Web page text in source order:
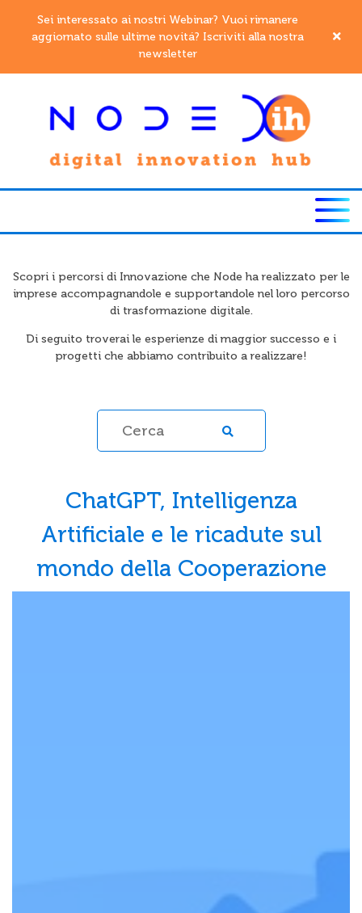
Sei interessato ai nostri Webinar? Vuoi rimanere
aggiornato sulle ultime novitá? Iscriviti alla nostra
newsletter
Scopri i percorsi di Innovazione che Node ha realizzato per le
imprese accompagnandole e supportandole nel loro percorso
di trasformazione digitale.
Di seguito troverai le esperienze di maggior successo e i
progetti che abbiamo contribuito a realizzare!
ChatGPT, Intelligenza
Artificiale e le ricadute sul
mondo della Cooperazione